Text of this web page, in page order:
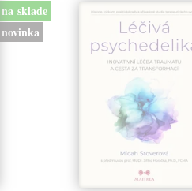
na sklade
novinka